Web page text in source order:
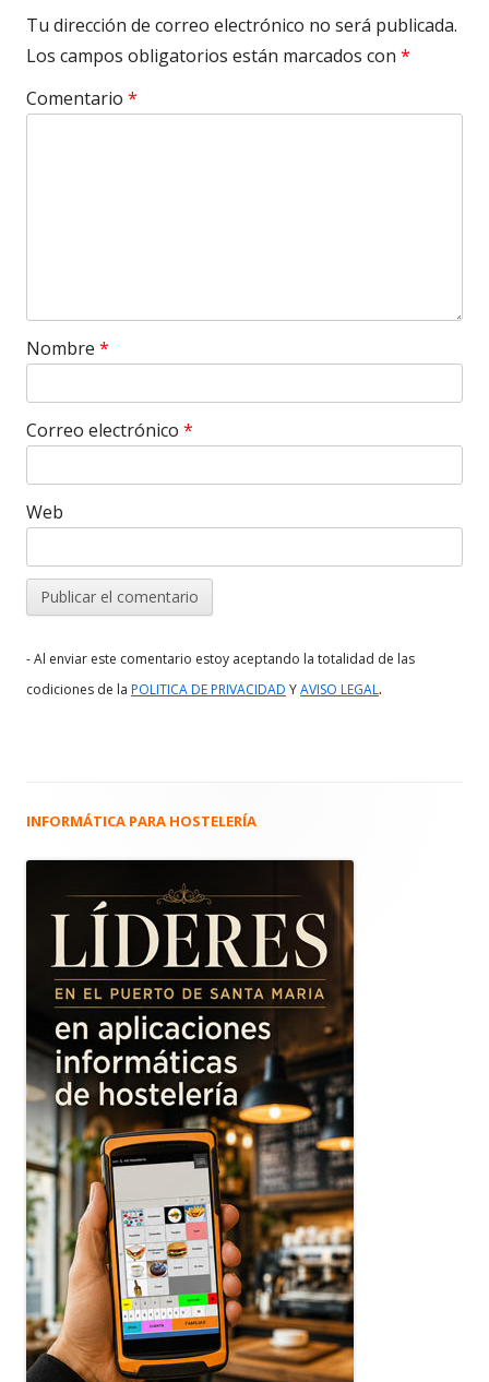
Tu dirección de correo electrónico no será publicada.
Los campos obligatorios están marcados con *
Comentario *
Nombre *
Correo electrónico *
Web
- Al enviar este comentario estoy aceptando la totalidad de las
codiciones de la POLITICA DE PRIVACIDAD YAVISO LEGAL.
Barra
principal
INFORMÁTICA PARA HOSTELERÍA